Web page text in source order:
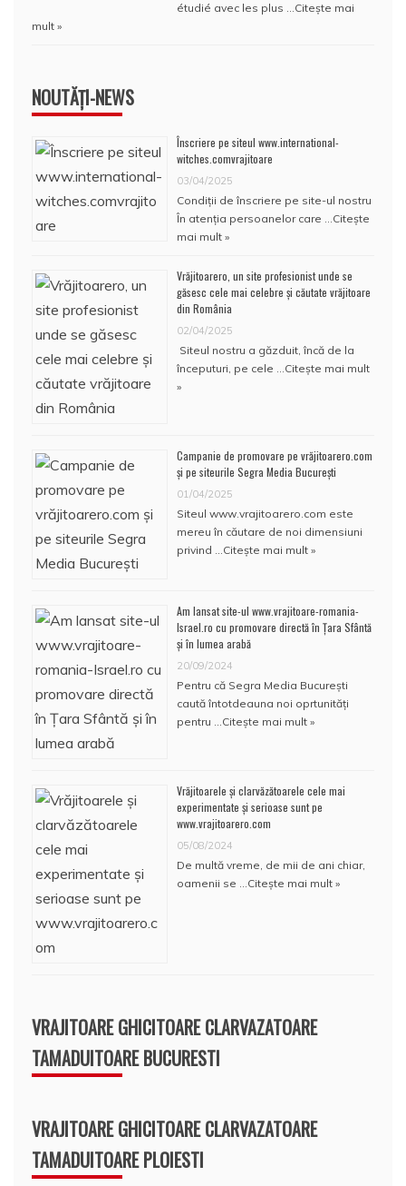
étudié avec les plus …Citește mai
mult »
NOUTĂȚI-NEWS
Înscriere pe siteul www.international-
witches.comvrajitoare
03/04/2025
Condiţii de înscriere pe site-ul nostru
În atenţia persoanelor care …Citește
mai mult »
Vrăjitoarero, un site profesionist unde se
găsesc cele mai celebre și căutate vrăjitoare
din România
02/04/2025
Siteul nostru a găzduit, încă de la
începuturi, pe cele …Citește mai mult
»
Campanie de promovare pe vrăjitoarero.com
și pe siteurile Segra Media București
01/04/2025
Siteul www.vrajitoarero.com este
mereu în căutare de noi dimensiuni
privind …Citește mai mult »
Am lansat site-ul www.vrajitoare-romania-
Israel.ro cu promovare directă în Țara Sfântă
și în lumea arabă
20/09/2024
Pentru că Segra Media București
caută întotdeauna noi oprtunități
pentru …Citește mai mult »
Vrăjitoarele și clarvăzătoarele cele mai
experimentate și serioase sunt pe
www.vrajitoarero.com
05/08/2024
De multă vreme, de mii de ani chiar,
oamenii se …Citește mai mult »
VRAJITOARE GHICITOARE CLARVAZATOARE
TAMADUITOARE BUCURESTI
VRAJITOARE GHICITOARE CLARVAZATOARE
TAMADUITOARE PLOIESTI